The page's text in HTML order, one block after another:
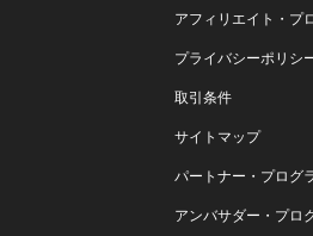
アフィリエイト・プ
プライバシーポリシ
取引条件
サイトマップ
パートナー・プログ
アンバサダー・プロ